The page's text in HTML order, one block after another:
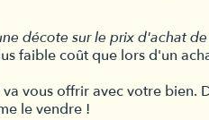
décote sur le prix d'achat
faible coût que lors d'un
vous offrir avec votre
le vendre !